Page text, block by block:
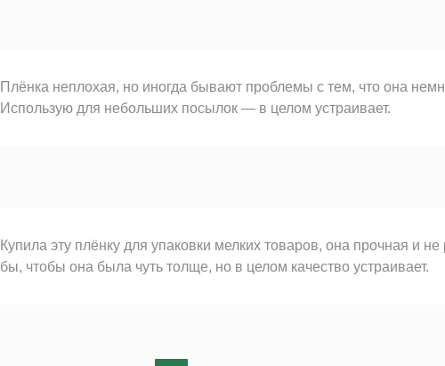
Плёнка неплохая, но иногда бывают проблемы с тем, что она
Использую для небольших посылок — в целом устраивает.
Купила эту плёнку для упаковки мелких товаров, она прочная и
бы, чтобы она была чуть толще, но в целом качество устраивает.